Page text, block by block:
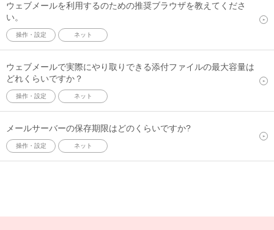
ウェブメールを利用するのための推奨ブラウザを教えてくださ
い。
操作・設定 ネット
ウェブメールで実際にやり取りできる添付ファイルの最大容量は
どれくらいですか？
操作・設定 ネット
メールサーバーの保存期限はどのくらいですか?
操作・設定 ネット